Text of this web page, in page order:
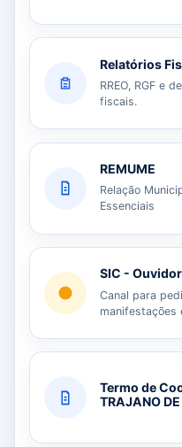
Relatórios
RREO, RGF e
fiscais.
REMUME
Relação
Essenciais
SIC -
Canal para
manifestações
Termo de
TRAJANO